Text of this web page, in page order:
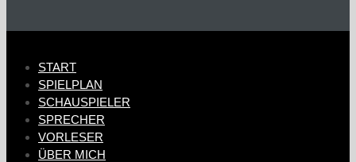
START
SPIELPLAN
SCHAUSPIELER
SPRECHER
VORLESER
ÜBER MICH